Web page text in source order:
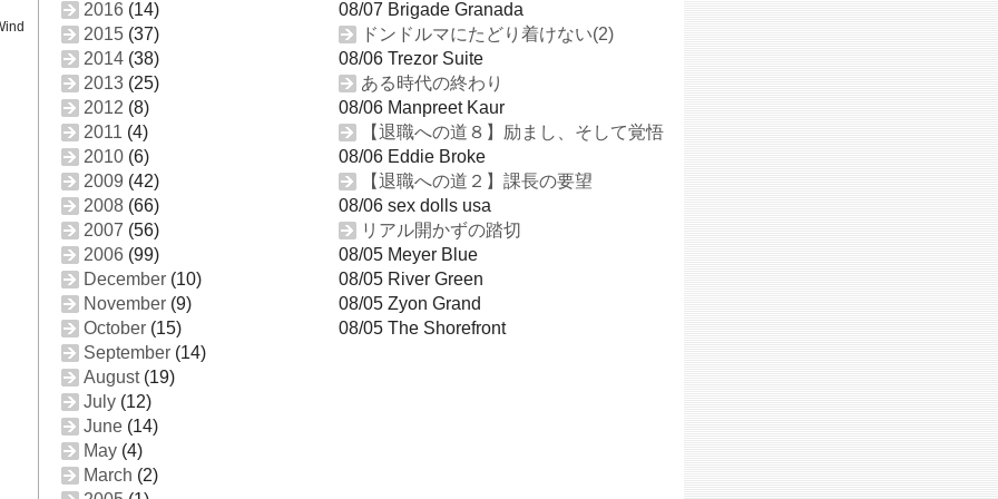
2016 (14)
2015 (37)
2014 (38)
2013 (25)
2012 (8)
2011 (4)
2010 (6)
2009 (42)
2008 (66)
2007 (56)
2006 (99)
December (10)
November (9)
October (15)
September (14)
August(19)
July (12)
June (14)
May (4)
March (2)
08/07 Brigade Granada
ドンドルマにたどり着けない(2)
08/06 Trezor Suite
ある時代の終わり
08/06 Manpreet Kaur
【退職への道８】励まし、そして覚悟
08/06 Eddie Broke
【退職への道２】課長の要望
08/06 sex dolls usa
リアル開かずの踏切
08/05 Meyer Blue
08/05 River Green
08/05 Zyon Grand
08/05 The Shorefront